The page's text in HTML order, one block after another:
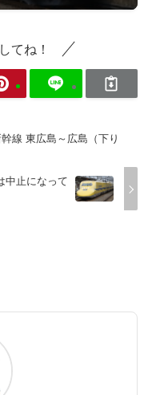
てね！
線 東広島～広島（下り
中止になって